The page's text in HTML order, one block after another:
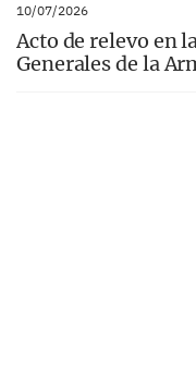
10/07/2026
Acto de relevo en
Generales de la